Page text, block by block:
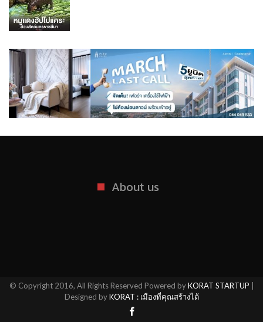
About us
© Copyright 2016, All Rights Reserved Powered byKORAT STARTUP
Designed byKORAT : เมืองที่คุณสร้างได้